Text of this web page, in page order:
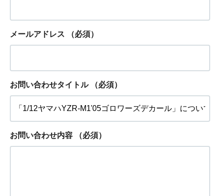
メールアドレス （必須）
お問い合わせタイトル （必須）
お問い合わせ内容 （必須）